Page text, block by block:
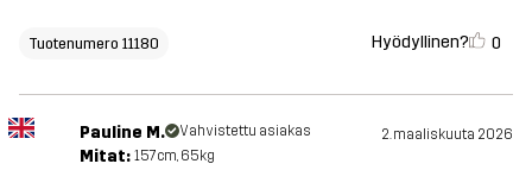
Tuotenumero 11180 Hyödyllinen? 0
Pauline M. Vahvistettu asiakas 2. maaliskuuta 2026
Mitat: 157cm, 65kg